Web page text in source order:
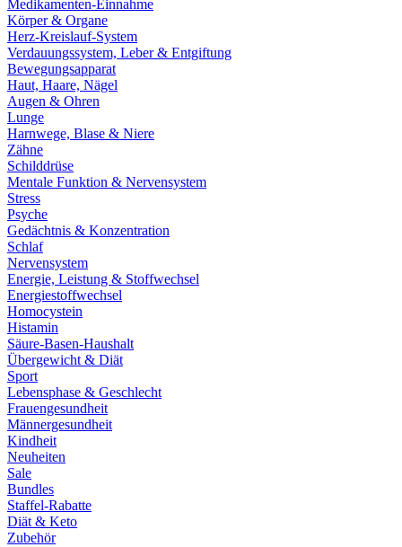
Medikamenten-Einnahme
Körper & Organe
Herz-Kreislauf-System
Verdauungssystem, Leber & Entgiftung
Bewegungsapparat
Haut, Haare, Nägel
Augen & Ohren
Lunge
Harnwege, Blase & Niere
Zähne
Schilddrüse
Mentale Funktion & Nervensystem
Stress
Psyche
Gedächtnis & Konzentration
Schlaf
Nervensystem
Energie, Leistung & Stoffwechsel
Energiestoffwechsel
Homocystein
Histamin
Säure-Basen-Haushalt
Übergewicht & Diät
Sport
Lebensphase & Geschlecht
Frauengesundheit
Männergesundheit
Kindheit
Neuheiten
Sale
Bundles
Staffel-Rabatte
Diät & Keto
Zubehör